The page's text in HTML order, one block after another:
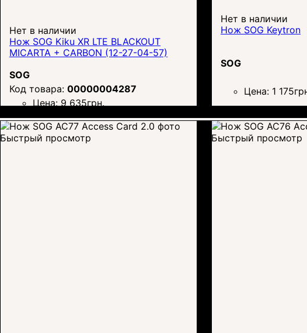
Нет в наличии
Нож SOG Kiku XR LTE BLACKOUT
MICARTA + CARBON (12-27-04-57)
SOG
00000004287
Цена: 9 635грн.
Нет в наличии
Нож SOG Keytron
SOG
Цена: 1 175
Быстрый просмотр Быстрый просмотр